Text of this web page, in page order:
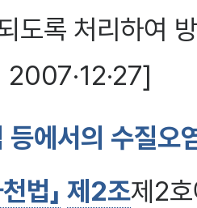
도록 처리하여
에서의 수질오
법」 제2조제2